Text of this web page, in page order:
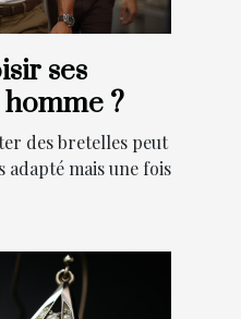
ses
?
des bretelles peut
adapté mais une fois